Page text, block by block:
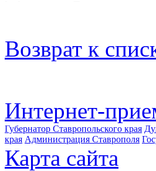
Возврат к
Интернет-
Губернатор Ставропольского края
края Администрация Ставрополя
Карта сайта